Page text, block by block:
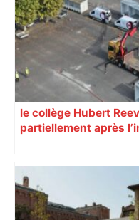
dynamique qui nous
responsabilité" –
le collège Hubert
partiellement après